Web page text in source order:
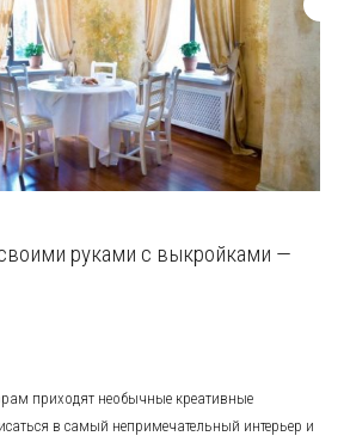
руками с выкройками —
приходят необычные креативные
в самый непримечательный интерьер и